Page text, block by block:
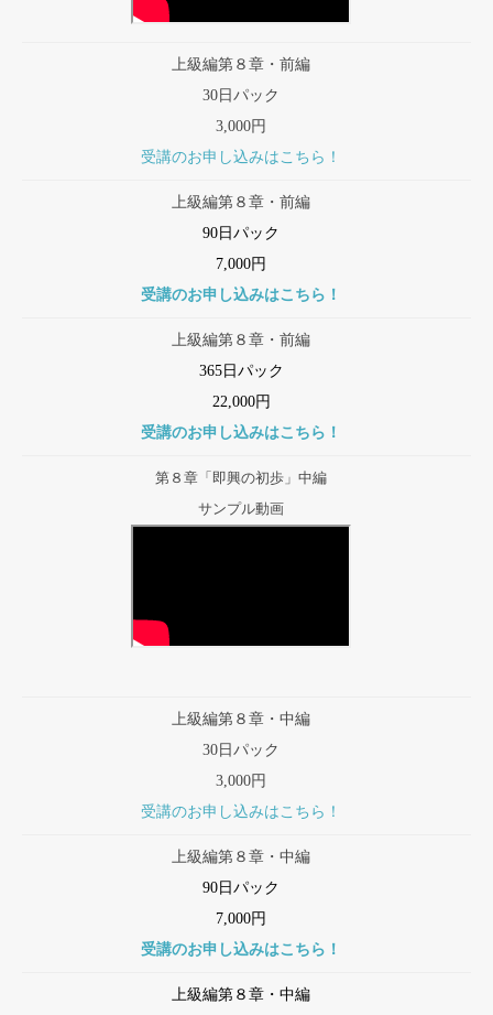
上級編第８章・前編
30日パック
3,000円
受講のお申し込みはこちら！
上級編第８章・前編
90日パック
7,000円
受講のお申し込みはこちら！
上級編第８章・前編
365日パック
22,000円
受講のお申し込みはこちら！
第８章「即興の初歩」中編
サンプル動画
上級編第８章・中編
30日パック
3,000円
受講のお申し込みはこちら！
上級編第８章・中編
90日パック
7,000円
受講のお申し込みはこちら！
上級編第８章・中編